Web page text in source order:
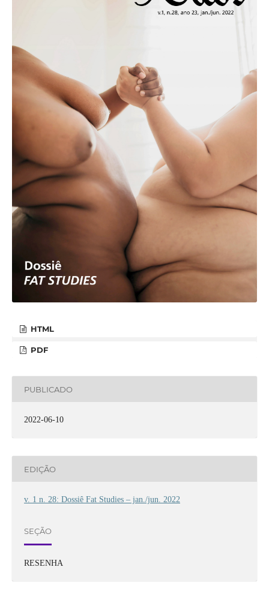
HTML
PDF
PUBLICADO
2022-06-10
EDIÇÃO
v. 1 n. 28: Dossiê Fat Studies – jan./jun. 2022
SEÇÃO
RESENHA